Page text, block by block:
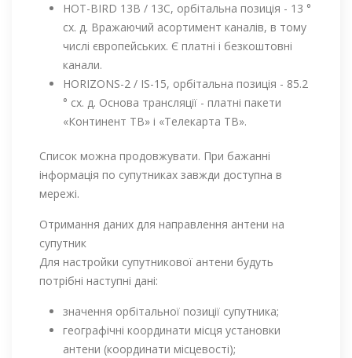
HOT-BIRD 13B / 13C, орбітальна позиція - 13 °
сх. д. Вражаючий асортимент каналів, в тому
числі європейських. Є платні і безкоштовні
канали.
HORIZONS-2 / IS-15, орбітальна позиція - 85.2
° сх. д. Основа трансляції - платні пакети
«Континент ТВ» і «Телекарта ТВ».
Список можна продовжувати. При бажанні
інформація по супутниках завжди доступна в
мережі.
Отримання даних для направлення антени на
супутник
Для настройки супутникової антени будуть
потрібні наступні дані:
значення орбітальної позиції супутника;
географічні координати місця установки
антени (координати місцевості);